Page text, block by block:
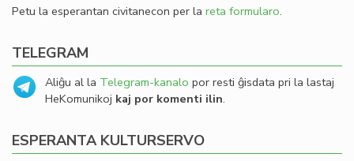
Petu la esperantan civitanecon per la reta formularo.
TELEGRAM
Aliĝu al la Telegram-kanalo por resti ĝisdata pri la lastaj
HeKomunikoj kaj por komenti ilin.
ESPERANTA KULTURSERVO